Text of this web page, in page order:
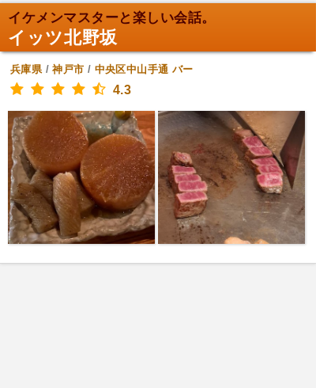
イケメンマスターと楽しい会話。
イッツ北野坂
兵庫県/神戸市 / 中央区中山手通 バー
4.3